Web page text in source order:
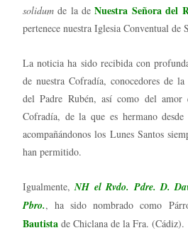
solidum de la deNuestra Señora del
pertenece nuestra Iglesia Conventual de
La noticia ha sido recibida con
de nuestra Cofradía, conocedores de
del Padre Rubén, así como del amor
Cofradía, de la que es hermano
acompañándonos los Lunes Santos
han permitido.
Igualmente,NH el Rvdo. Pdre. D.
Pbro., ha sido nombrado como
Bautista de Chiclana de la Fra. (Cádiz).